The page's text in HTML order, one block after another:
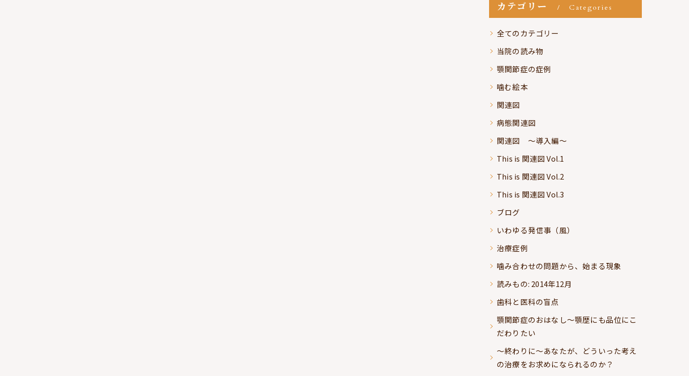
カテゴリー Categories
全てのカテゴリー
当院の読み物
顎関節症の症例
噛む絵本
関連図
病態関連図
関連図 ～導入編～
This is 関連図 Vol.1
This is 関連図 Vol.2
This is 関連図 Vol.3
ブログ
いわゆる発信事（風）
治療症例
噛み合わせの問題から、始まる現象
読みもの: 2014年12月
歯科と医科の盲点
顎関節症のおはなし～顎歴にも品位にこ
だわりたい
～終わりに～あなたが、どういった考え
の治療をお求めになられるのか？